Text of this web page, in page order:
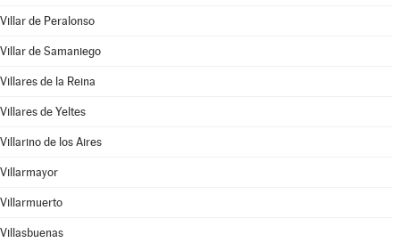
Villar de Peralonso
Villar de Samaniego
Villares de la Reina
Villares de Yeltes
Villarino de los Aires
Villarmayor
Villarmuerto
Villasbuenas